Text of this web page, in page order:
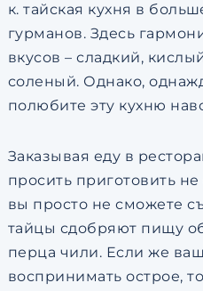
к. тайская кухня в
гурманов. Здесь
вкусов – сладкий,
соленый. Однако,
полюбите эту кухню
Заказывая еду в
просить приготовить
вы просто не сможете
тайцы сдобряют пищу
перца чили. Если же
воспринимать острое,